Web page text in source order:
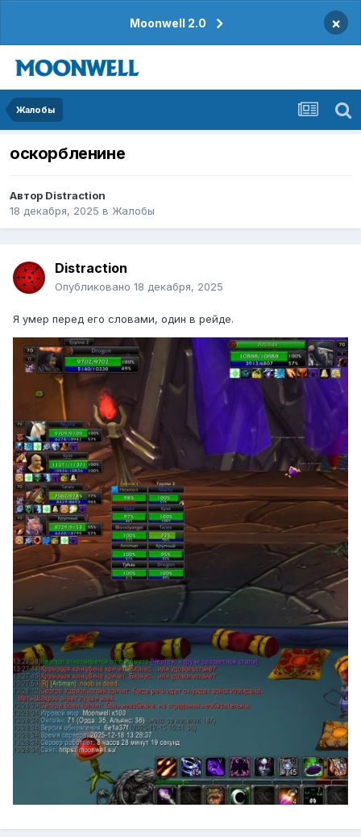
Moonwell 2.0 ×
Жалобы
оскорбленине
Автор Distraction
18 декабря, 2025 в Жалобы
Distraction
Опубликовано 18 декабря, 2025
Я умер перед его словами, один в рейде.